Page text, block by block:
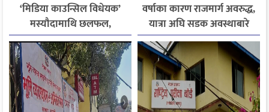
‘मिडिया काउन्सिल विधेयक’
मस्यौदामाथि छलफल,
एआईदेखि पत्रकारको
लाइसेन्ससम्मका विषयमा
सुझाव
वर्षाका कारण राजमार्ग अवरुद्ध,
यात्रा अघि सडक अवस्थाबारे
जानकारी लिन आग्रह